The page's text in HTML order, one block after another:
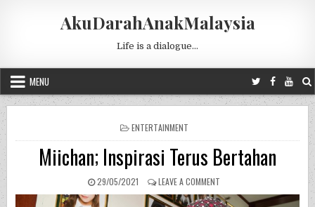
AkuDarahAnakMalaysia
Life is a dialogue…
MENU
POSTED IN
ENTERTAINMENT
Miichan; Inspirasi Terus Bertahan
PUBLISHED DATE:
29/05/2021 LEAVE A COMMENT ON MIICHAN; INSPIRASI